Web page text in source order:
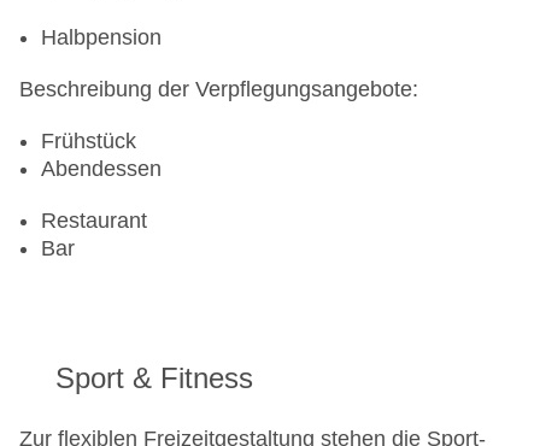
Halbpension
Beschreibung der Verpflegungsangebote:
Frühstück
Abendessen
Restaurant
Bar
Sport & Fitness
Zur flexiblen Freizeitgestaltung stehen die Sport-